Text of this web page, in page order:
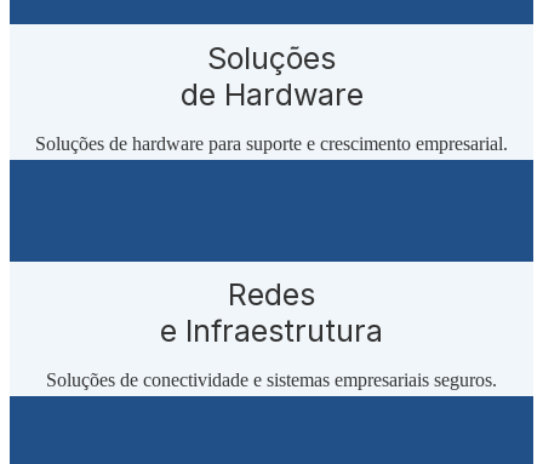
Soluções
de Hardware
Soluções de hardware para suporte e crescimento empresarial.
Redes
e Infraestrutura
Soluções de conectividade e sistemas empresariais seguros.